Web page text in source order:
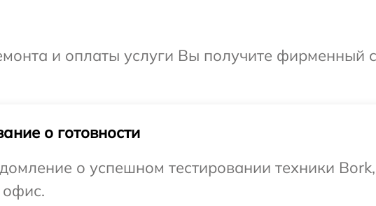
и оплаты услуги Вы получите фирменный
о готовности
о успешном тестировании техники